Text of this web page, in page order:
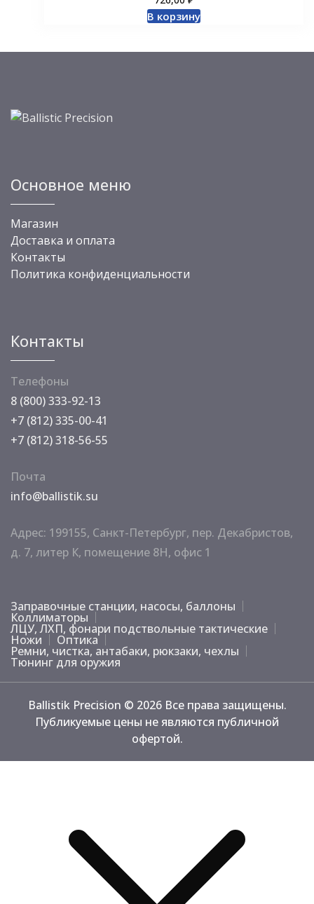
В корзину
Основное меню
Магазин
Доставка и оплата
Контакты
Политика конфиденциальности
Контакты
Телефоны
8 (800) 333-92-13
+7 (812) 335-00-41
+7 (812) 318-56-55
Почта
info@ballistik.su
Адрес: 199155, Санкт-Петербург, пер. Декабристов,
д. 7, литер К, помещение 8Н, офис 1
Заправочные станции, насосы, баллоны
Коллиматоры
ЛЦУ, ЛХП, фонари подствольные тактические
Ножи Оптика
Ремни, чистка, антабаки, рюкзаки, чехлы
Тюнинг для оружия
Ballistik Precision © 2026 Все права защищены.
Публикуемые цены не являются публичной
офертой.